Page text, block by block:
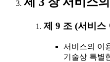
제 9 조 (서비스
서비스의 이
기술상 특별